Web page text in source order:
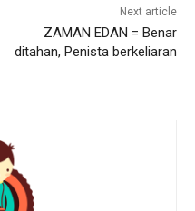
Next article
ZAMAN EDAN = Benar
ditahan, Penista berkeliaran